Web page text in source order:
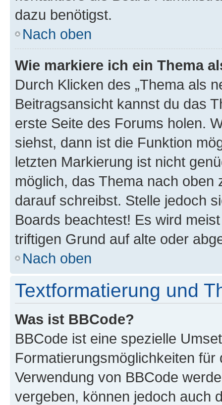
dazu benötigst.
Nach oben
Wie markiere ich ein Thema
Durch Klicken des „Thema als
Beitragsansicht kannst du das
erste Seite des Forums holen.
siehst, dann ist die Funktion
letzten Markierung ist nicht
möglich, das Thema nach oben
darauf schreibst. Stelle jedoch
Boards beachtest! Es wird
triftigen Grund auf alte oder
Nach oben
Textformatierung und
Was ist BBCode?
BBCode ist eine spezielle
Formatierungsmöglichkeiten
Verwendung von BBCode
vergeben, können jedoch auch